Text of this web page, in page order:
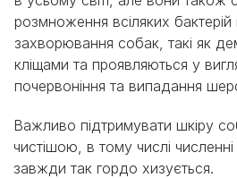
розмноження всіляких бактерій
захворювання собак, такі як
кліщами та проявляються у
почервоніння та випадання
Важливо підтримувати шкіру
чистішою, в тому числі
завжди так гордо хизується.